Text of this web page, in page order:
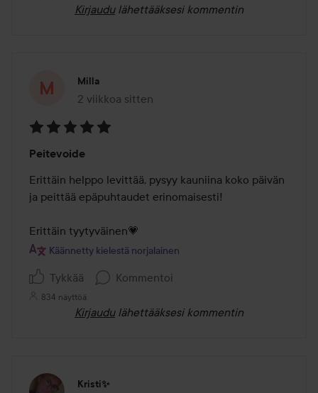
Kirjaudu lähettääksesi kommentin
Milla
2 viikkoa sitten
Viesti luotiin 2 viikkoa sitten
5
/
5
Peitevoide
Erittäin helppo levittää, pysyy kauniina koko päivän
ja peittää epäpuhtaudet erinomaisesti!
Erittäin tyytyväinen💗
Käännetty kielestä norjalainen
Tykkää Kommentoi
834 näyttöä
Kirjaudu lähettääksesi kommentin
Kristi✨️